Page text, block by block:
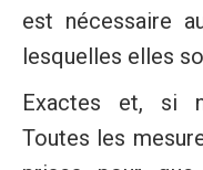
est nécessaire
lesquelles elles
Exactes et, si
Toutes les